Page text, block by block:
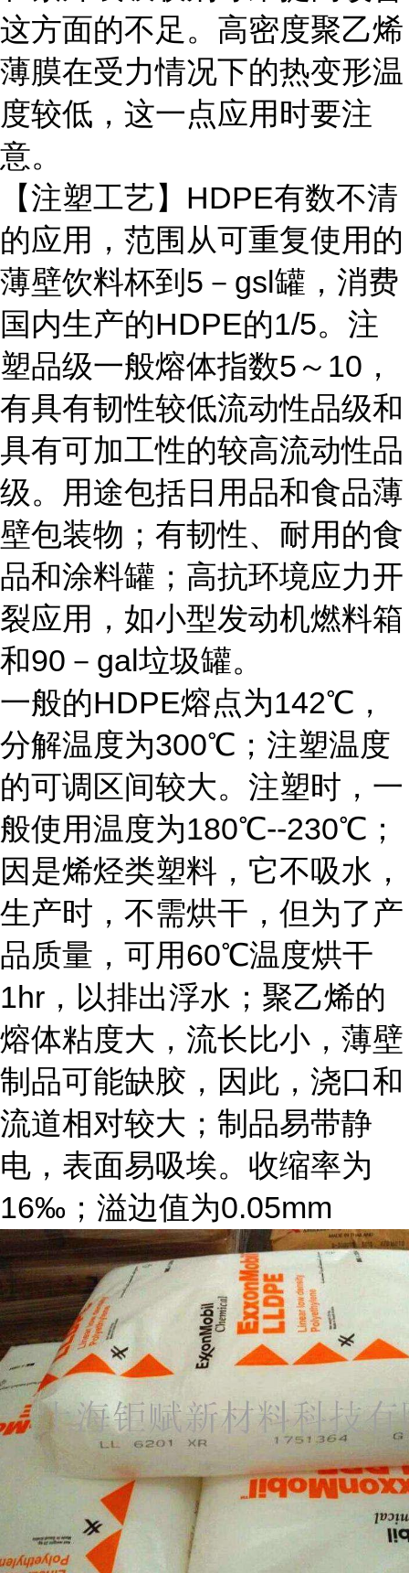
这方面的不足。高密度聚乙烯
薄膜在受力情况下的热变形温
度较低，这一点应用时要注
意。
【注塑工艺】HDPE有数不清
的应用，范围从可重复使用的
薄壁饮料杯到5－gsl罐，消费
国内生产的HDPE的1/5。注
塑品级一般熔体指数5～10，
有具有韧性较低流动性品级和
具有可加工性的较高流动性品
级。用途包括日用品和食品薄
壁包装物；有韧性、耐用的食
品和涂料罐；高抗环境应力开
裂应用，如小型发动机燃料箱
和90－gal垃圾罐。
一般的HDPE熔点为142℃，
分解温度为300℃；注塑温度
的可调区间较大。注塑时，一
般使用温度为180℃--230℃；
因是烯烃类塑料，它不吸水，
生产时，不需烘干，但为了产
品质量，可用60℃温度烘干
1hr，以排出浮水；聚乙烯的
熔体粘度大，流长比小，薄壁
制品可能缺胶，因此，浇口和
流道相对较大；制品易带静
电，表面易吸埃。收缩率为
16‰；溢边值为0.05mm